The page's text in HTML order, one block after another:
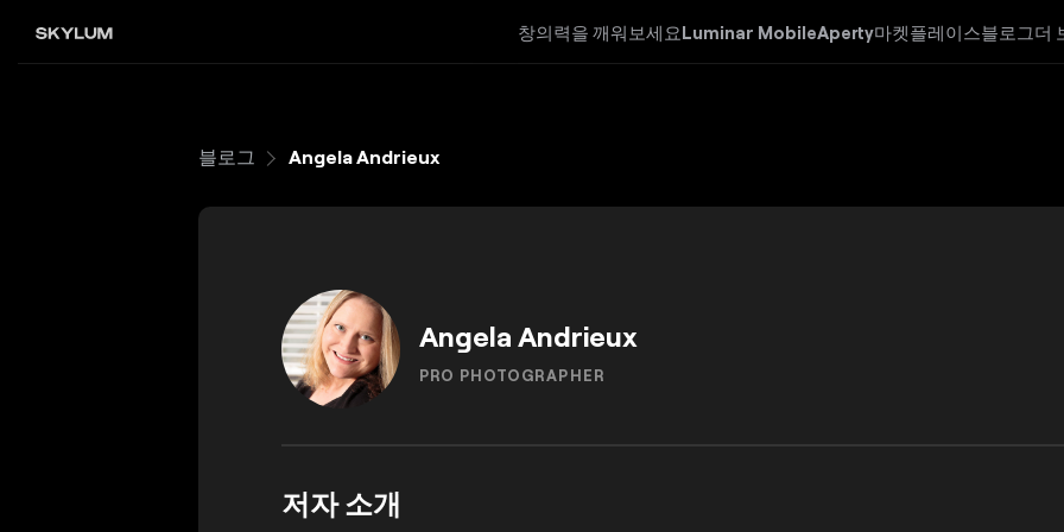
창의력을 깨워보세요Luminar MobileAperty마켓플레이스블로그더
블로그 Angela Andrieux
Angela Andrieux
PRO PHOTOGRAPHER
저자 소개